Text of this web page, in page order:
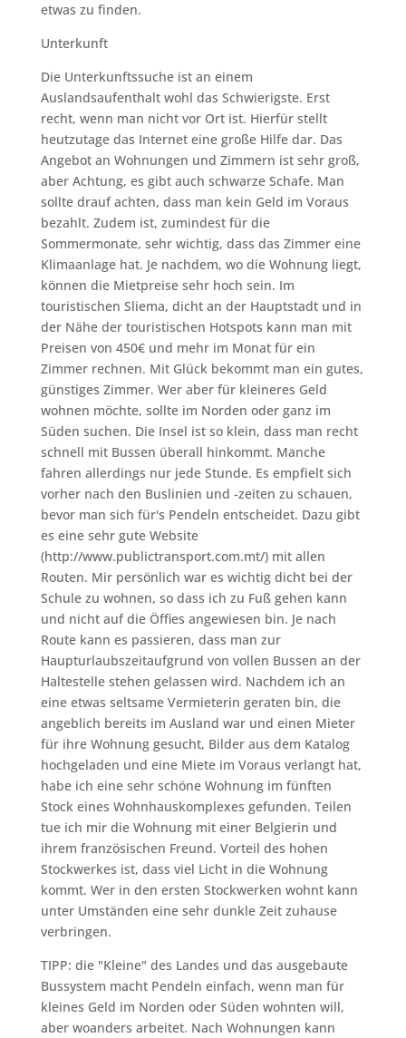
etwas zu finden.
Unterkunft
Die Unterkunftssuche ist an einem
Auslandsaufenthalt wohl das Schwierigste. Erst
recht, wenn man nicht vor Ort ist. Hierfür stellt
heutzutage das Internet eine große Hilfe dar. Das
Angebot an Wohnungen und Zimmern ist sehr groß,
aber Achtung, es gibt auch schwarze Schafe. Man
sollte drauf achten, dass man kein Geld im Voraus
bezahlt. Zudem ist, zumindest für die
Sommermonate, sehr wichtig, dass das Zimmer eine
Klimaanlage hat. Je nachdem, wo die Wohnung liegt,
können die Mietpreise sehr hoch sein. Im
touristischen Sliema, dicht an der Hauptstadt und in
der Nähe der touristischen Hotspots kann man mit
Preisen von 450€ und mehr im Monat für ein
Zimmer rechnen. Mit Glück bekommt man ein gutes,
günstiges Zimmer. Wer aber für kleineres Geld
wohnen möchte, sollte im Norden oder ganz im
Süden suchen. Die Insel ist so klein, dass man recht
schnell mit Bussen überall hinkommt. Manche
fahren allerdings nur jede Stunde. Es empfielt sich
vorher nach den Buslinien und -zeiten zu schauen,
bevor man sich für's Pendeln entscheidet. Dazu gibt
es eine sehr gute Website
(http://www.publictransport.com.mt/) mit allen
Routen. Mir persönlich war es wichtig dicht bei der
Schule zu wohnen, so dass ich zu Fuß gehen kann
und nicht auf die Öffies angewiesen bin. Je nach
Route kann es passieren, dass man zur
Haupturlaubszeitaufgrund von vollen Bussen an der
Haltestelle stehen gelassen wird. Nachdem ich an
eine etwas seltsame Vermieterin geraten bin, die
angeblich bereits im Ausland war und einen Mieter
für ihre Wohnung gesucht, Bilder aus dem Katalog
hochgeladen und eine Miete im Voraus verlangt hat,
habe ich eine sehr schöne Wohnung im fünften
Stock eines Wohnhauskomplexes gefunden. Teilen
tue ich mir die Wohnung mit einer Belgierin und
ihrem französischen Freund. Vorteil des hohen
Stockwerkes ist, dass viel Licht in die Wohnung
kommt. Wer in den ersten Stockwerken wohnt kann
unter Umständen eine sehr dunkle Zeit zuhause
verbringen.
TIPP: die "Kleine" des Landes und das ausgebaute
Bussystem macht Pendeln einfach, wenn man für
kleines Geld im Norden oder Süden wohnten will,
aber woanders arbeitet. Nach Wohnungen kann